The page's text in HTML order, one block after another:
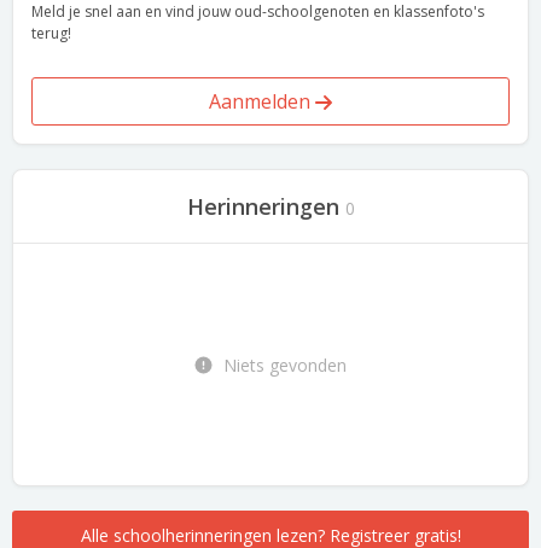
Meld je snel aan en vind jouw oud-schoolgenoten en klassenfoto's
terug!
Aanmelden
Herinneringen 0
Niets gevonden
Alle schoolherinneringen lezen? Registreer gratis!